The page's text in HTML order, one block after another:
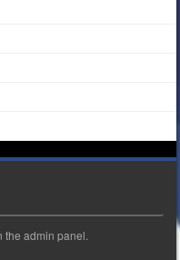
the admin panel.